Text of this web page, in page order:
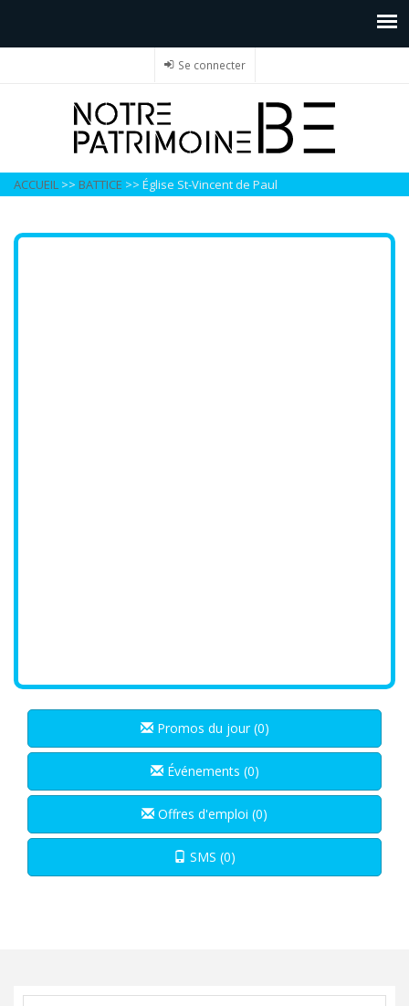
Se connecter
ACCUEIL >> BATTICE >> Église St-Vincent de Paul
Promos du jour (0)
Événements (0)
Offres d'emploi (0)
SMS (0)